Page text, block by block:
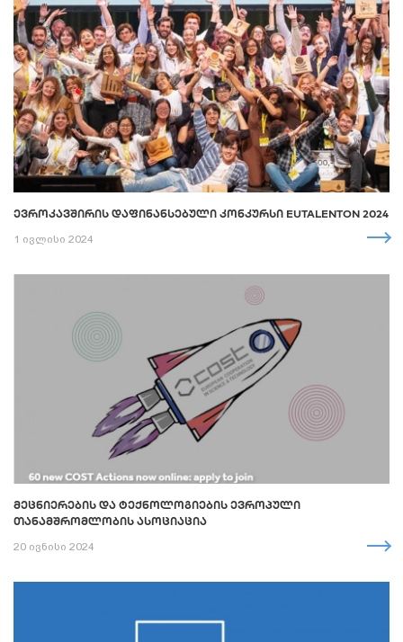
ᲔᲕᲠᲝᲙᲐᲕᲨᲘᲠᲘᲡ ᲓᲐᲤᲘᲜᲐᲜᲡᲔᲑᲣᲚᲘ ᲙᲝᲜᲙᲣᲠᲡᲘ EUTALENTON 2024
1 ივლისი 2024
ᲛᲔᲪᲜᲘᲔᲠᲔᲑᲘᲡ ᲓᲐ ᲢᲔᲥᲜᲝᲚᲝᲒᲘᲔᲑᲘᲡ ᲔᲕᲠᲝᲞᲣᲚᲘ
ᲗᲐᲜᲐᲛᲨᲠᲝᲛᲚᲝᲑᲘᲡ ᲐᲡᲝᲪᲘᲐᲪᲘᲐ
20 ივნისი 2024